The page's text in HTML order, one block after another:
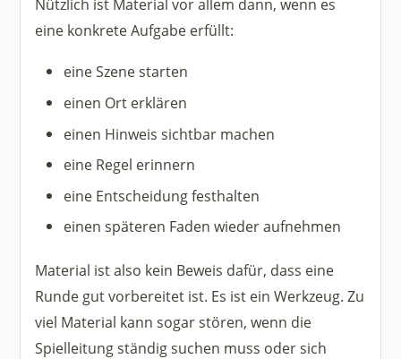
Nützlich ist Material vor allem dann, wenn es
eine konkrete Aufgabe erfüllt:
eine Szene starten
einen Ort erklären
einen Hinweis sichtbar machen
eine Regel erinnern
eine Entscheidung festhalten
einen späteren Faden wieder aufnehmen
Material ist also kein Beweis dafür, dass eine
Runde gut vorbereitet ist. Es ist ein Werkzeug. Zu
viel Material kann sogar stören, wenn die
Spielleitung ständig suchen muss oder sich